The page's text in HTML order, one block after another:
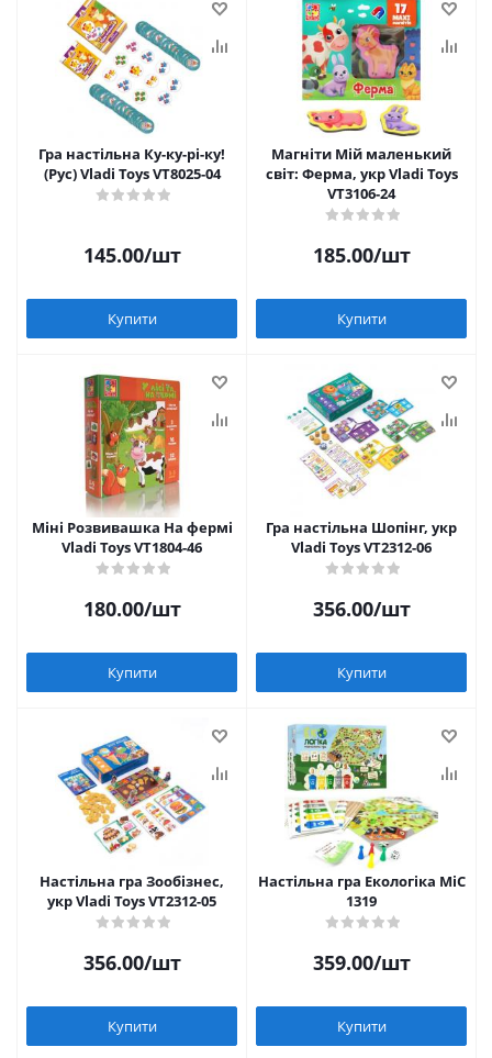
Гра настільна Ку-ку-рі-ку!
(Рус) Vladi Toys VT8025-04
145.00/шт
Купити
Магніти Мій маленький
світ: Ферма, укр Vladi Toys
VT3106-24
185.00/шт
Купити
Міні Розвивашка На фермі
Vladi Toys VT1804-46
180.00/шт
Купити
Гра настільна Шопінг, укр
Vladi Toys VT2312-06
356.00/шт
Купити
Настільна гра Зообізнес,
укр Vladi Toys VT2312-05
356.00/шт
Купити
Настільна гра Екологіка MiC
1319
359.00/шт
Купити